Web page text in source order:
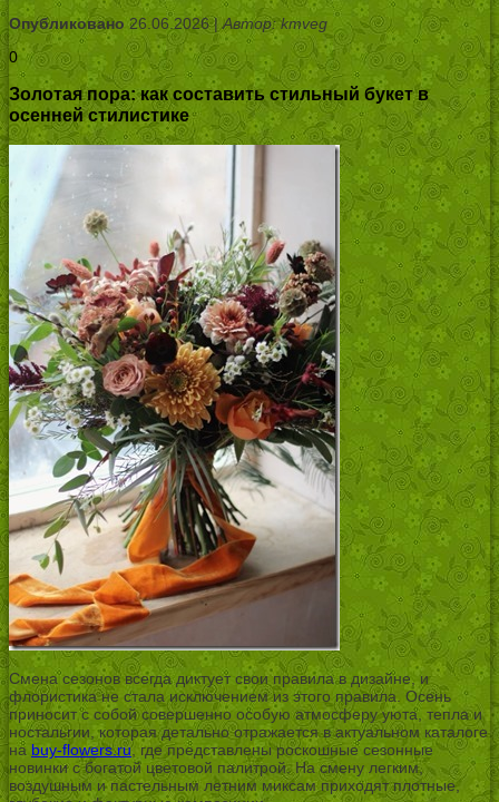
Опубликовано26.06.2026 |Автор: kmveg
0
Золотая пора: как составить стильный букет в
осенней стилистике
Смена сезонов всегда диктует свои правила в дизайне, и
флористика не стала исключением из этого правила. Осень
приносит с собой совершенно особую атмосферу уюта, тепла и
ностальгии, которая детально отражается в актуальном каталоге
на buy-flowers.ru, где представлены роскошные сезонные
новинки с богатой цветовой палитрой. На смену легким,
воздушным и пастельным летним миксам приходят плотные,